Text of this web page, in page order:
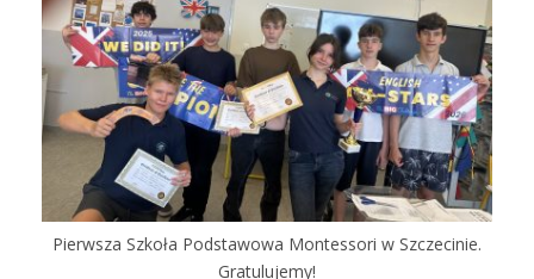
Pierwsza Szkoła Podstawowa Montessori w Szczecinie.
Gratulujemy!